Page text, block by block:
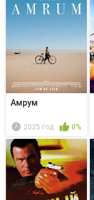
Амрум
2025 год 0%